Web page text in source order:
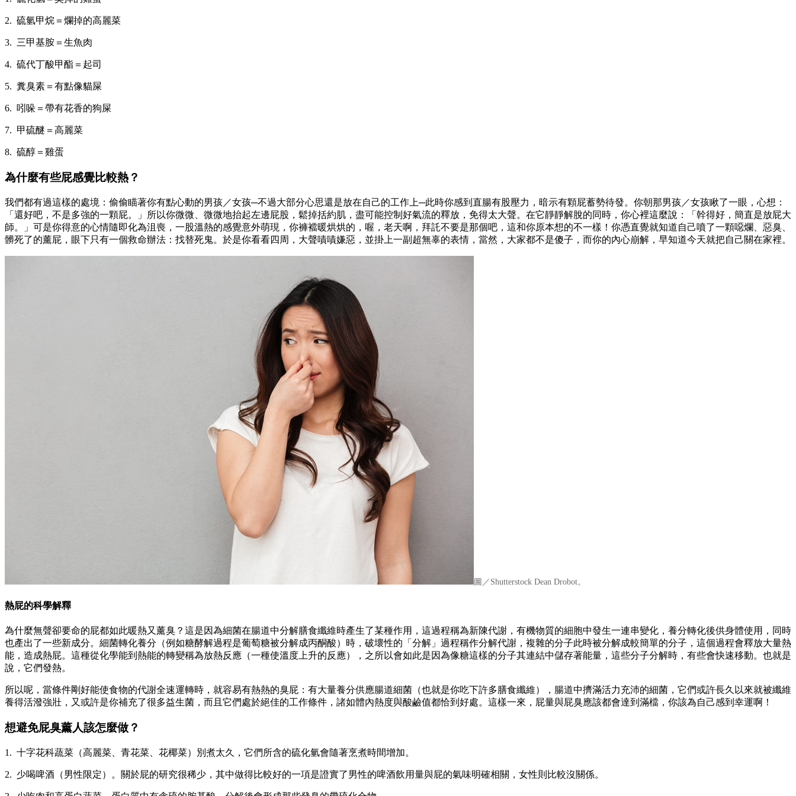
2. 硫氫甲烷＝爛掉的高麗菜
3. 三甲基胺＝生魚肉
4. 硫代丁酸甲酯＝起司
5. 糞臭素＝有點像貓屎
6. 吲哚＝帶有花香的狗屎
7. 甲硫醚＝高麗菜
8. 硫醇＝雞蛋
為什麼有些屁感覺比較熱？
我們都有過這樣的處境：偷偷瞄著你有點心動的男孩／女孩─不過大部分心思還是放在自己的工作上─此時你感到直腸有股壓力，暗示有顆屁蓄勢待發。你朝那男孩／女孩瞅了一眼，心想：
「還好吧，不是多強的一顆屁。」所以你微微、微微地抬起左邊屁股，鬆掉括約肌，盡可能控制好氣流的釋放，免得太大聲。在它靜靜解脫的同時，你心裡這麼說：「幹得好，簡直是放屁大
師。」可是你得意的心情隨即化為沮喪，一股溫熱的感覺意外萌現，你褲襠暖烘烘的，喔，老天啊，拜託不要是那個吧，這和你原本想的不一樣！你憑直覺就知道自己噴了一顆噁爛、惡臭、
髒死了的薰屁，眼下只有一個救命辦法：找替死鬼。於是你看看四周，大聲嘖嘖嫌惡，並掛上一副超無辜的表情，當然，大家都不是傻子，而你的內心崩解，早知道今天就把自己關在家裡。
圖／Shutterstock Dean Drobot。
熱屁的科學解釋
為什麼無聲卻要命的屁都如此暖熱又薰臭？這是因為細菌在腸道中分解膳食纖維時產生了某種作用，這過程稱為新陳代謝，有機物質的細胞中發生一連串變化，養分轉化後供身體使用，同時
也產出了一些新成分。細菌轉化養分（例如糖酵解過程是葡萄糖被分解成丙酮酸）時，破壞性的「分解」過程稱作分解代謝，複雜的分子此時被分解成較簡單的分子，這個過程會釋放大量熱
能，造成熱屁。這種從化學能到熱能的轉變稱為放熱反應（一種使溫度上升的反應），之所以會如此是因為像糖這樣的分子其連結中儲存著能量，這些分子分解時，有些會快速移動。也就是
說，它們發熱。
所以呢，當條件剛好能使食物的代謝全速運轉時，就容易有熱熱的臭屁：有大量養分供應腸道細菌（也就是你吃下許多膳食纖維），腸道中擠滿活力充沛的細菌，它們或許長久以來就被纖維
養得活潑強壯，又或許是你補充了很多益生菌，而且它們處於絕佳的工作條件，諸如體內熱度與酸鹼值都恰到好處。這樣一來，屁量與屁臭應該都會達到滿檔，你該為自己感到幸運啊！
想避免屁臭薰人該怎麼做？
1. 十字花科蔬菜（高麗菜、青花菜、花椰菜）別煮太久，它們所含的硫化氫會隨著烹煮時間增加。
2. 少喝啤酒（男性限定）。關於屁的研究很稀少，其中做得比較好的一項是證實了男性的啤酒飲用量與屁的氣味明確相關，女性則比較沒關係。